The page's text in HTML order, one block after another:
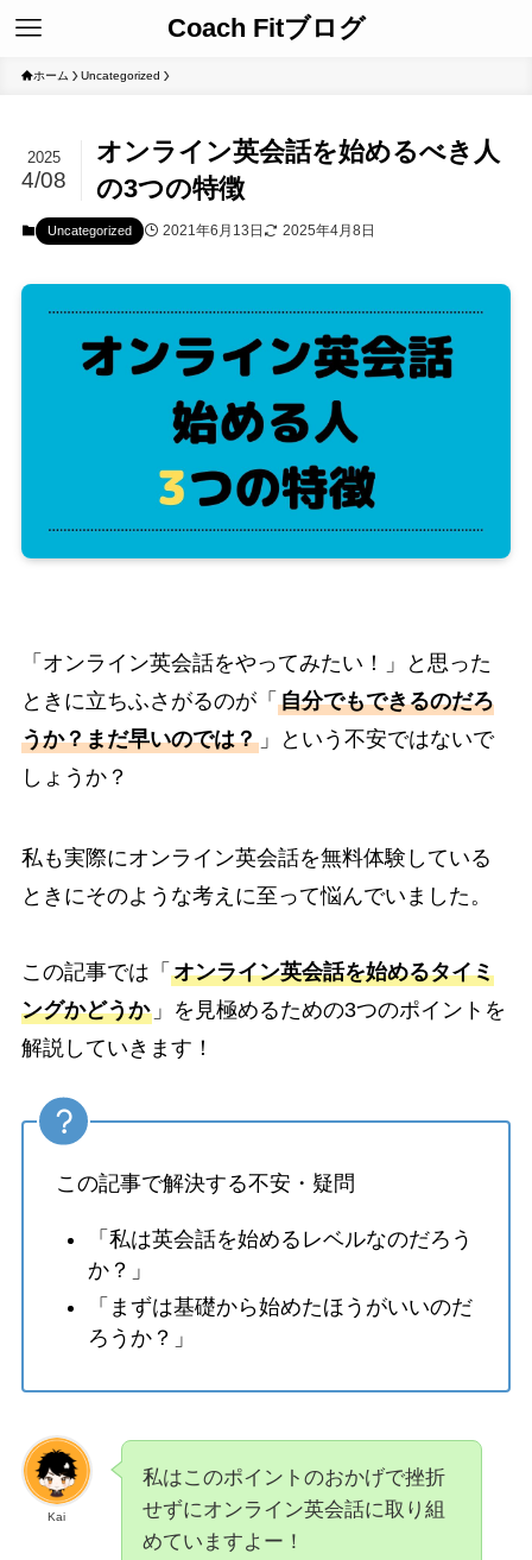
Coach Fitブログ
ホーム Uncategorized
オンライン英会話を始めるべき人
の3つの特徴
2025
4/08
Uncategorized 2021年6月13日 2025年4月8日
「オンライン英会話をやってみたい！」と思った
ときに立ちふさがるのが「 自分でもできるのだろ
うか？まだ早いのでは？」という不安ではないで
しょうか？
私も実際にオンライン英会話を無料体験している
ときにそのような考えに至って悩んでいました。
この記事では「 オンライン英会話を始めるタイミ
ングかどうか」を見極めるための3つのポイントを
解説していきます！
この記事で解決する不安・疑問
「私は英会話を始めるレベルなのだろう
か？」
「まずは基礎から始めたほうがいいのだ
ろうか？」
Kai
私はこのポイントのおかげで挫折
せずにオンライン英会話に取り組
めていますよー！